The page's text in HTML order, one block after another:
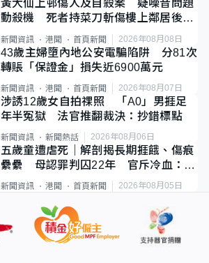
黃大仙上邨傷人及自殺案 疑噪音問題
動殺機 死者持菜刀斬傷樓上鄰居後墮
新聞資訊 港聞 首頁新聞 2026年08月08日
43歲主婦墮內地公安電騙陷阱 分81次
轉賬「保證金」損失近6900萬元
新聞資訊 港聞 首頁新聞 2026年08月07日
涉誘12歲女自拍祼照 「A0」男捱足
年半冤獄 法官推翻裁決：抄錯標點
新聞資訊 新聞熱話 2026年08月06日
五歲童遭虐死｜解剖揭長期捱餓、傷痕
纍纍 母認罪判囚22年 官斥冷血：同
類案最惡劣
新聞資訊 港聞 首頁新聞 2026年08月05日